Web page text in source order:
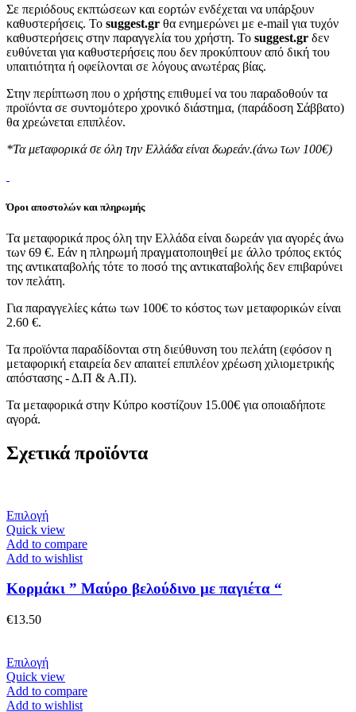
Σε περιόδους εκπτώσεων και εορτών ενδέχεται να υπάρξουν
καθυστερήσεις. Το suggest.gr θα ενημερώνει με e-mail για τυχόν
καθυστερήσεις στην παραγγελία του χρήστη. Το suggest.gr δεν
ευθύνεται για καθυστερήσεις που δεν προκύπτουν από δική του
υπαιτιότητα ή οφείλονται σε λόγους ανωτέρας βίας.
Στην περίπτωση που ο χρήστης επιθυμεί να του παραδοθούν τα
προϊόντα σε συντομότερο χρονικό διάστημα, (παράδοση Σάββατο)
θα χρεώνεται επιπλέον.
*Τα μεταφορικά σε όλη την Ελλάδα είναι δωρεάν.(άνω των 100€)
Όροι αποστολών και πληρωμής
Τα μεταφορικά προς όλη την Ελλάδα είναι δωρεάν για αγορές άνω
των 69 €. Εάν η πληρωμή πραγματοποιηθεί με άλλο τρόπος εκτός
της αντικαταβολής τότε το ποσό της αντικαταβολής δεν επιβαρύνει
τον πελάτη.
Για παραγγελίες κάτω των 100€ το κόστος των μεταφορικών είναι
2.60 €.
Τα προϊόντα παραδίδονται στη διεύθυνση του πελάτη (εφόσον η
μεταφορική εταιρεία δεν απαιτεί επιπλέον χρέωση χιλιομετρικής
απόστασης - Δ.Π & Α.Π).
Τα μεταφορικά στην Κύπρο κοστίζουν 15.00€ για οποιαδήποτε
αγορά.
Σχετικά προϊόντα
ΕπιλογήΑυτό
το
προϊόν
έχει
παραλλαγές.
στη
σελίδα
του
Quick view
Add to compare
Add to wishlist
Κορμάκι ” Μαύρο βελούδινο με παγιέτα “
€13.50
ΕπιλογήΑυτό
το
προϊόν
έχει
Quick view
Add to compare
Add to wishlist